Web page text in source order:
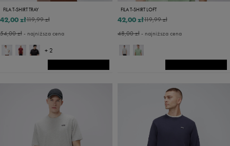
FILA T-SHIRT TRAY
119,99 zł
42,00 zł
54,00 zł- najniższa cena
+ 2
FILA T-SHIRT LOFT
119,99 zł
42,00 zł
48,00 zł- najniższa cena